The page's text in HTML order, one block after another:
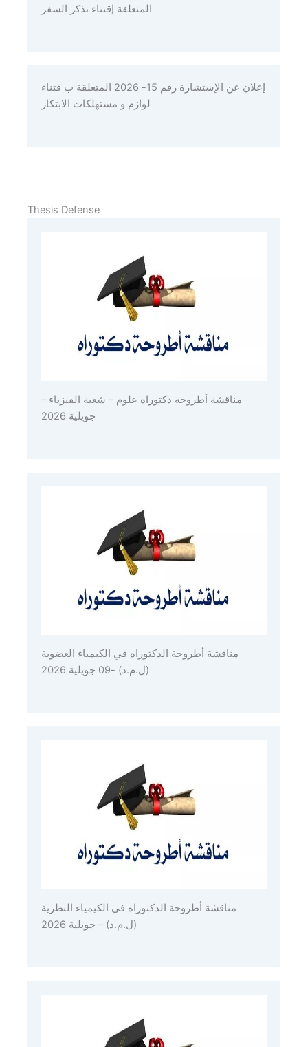
المتعلقة إقتناء تذكر السفر
إعلان عن الإستشارة رقم 15- 2026 المتعلقة ب قتناء
لوازم و مستهلكات الابتكار
Thesis Defense
مناقشة أطروحة دكتوراه علوم – شعبة الفيزياء –
جويلية 2026
مناقشة أطروحة الدكتوراه في الكيمياء العضوية
(ل.م.د) -09 جويلية 2026
مناقشة أطروحة الدكتوراه في الكيمياء النظرية
(ل.م.د) – جويلية 2026